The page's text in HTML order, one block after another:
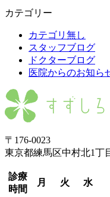
カテゴリー
カテゴリ無し
スタッフブログ
ドクターブログ
医院からのお知ら
〒176-0023
東京都練馬区中村北1丁
診療
時間
月 火 水